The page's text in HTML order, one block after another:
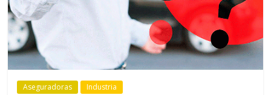
Aseguradoras Industria